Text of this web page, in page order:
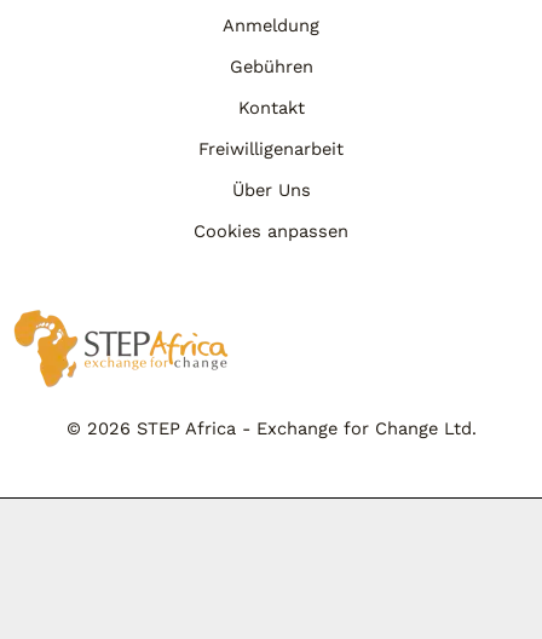
Anmeldung
Gebühren
Kontakt
Freiwilligenarbeit
Über Uns
Cookies anpassen
© 2026 STEP Africa - Exchange for Change Ltd.